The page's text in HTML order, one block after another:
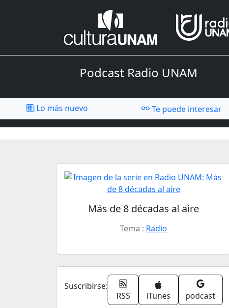
Podcast Radio UNAM
Lo más nuevo Te puede interesar
Más de 8 décadas al aire
Tema : Radio
Suscribirse:
RSS
iTunes podcast